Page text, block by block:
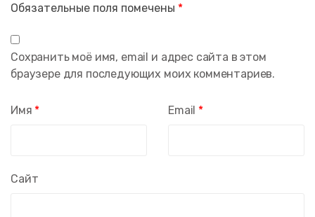
Обязательные поля помечены *
Имя * Email *
Сайт
Сохранить моё имя, email и адрес сайта в этом
браузере для последующих моих комментариев.